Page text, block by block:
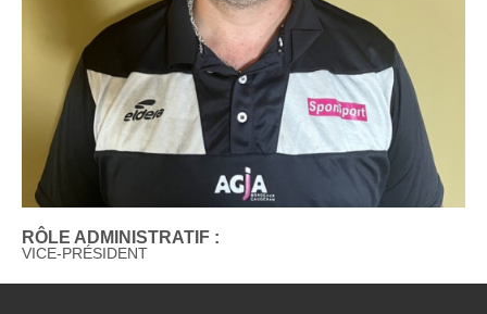
RÔLE ADMINISTRATIF :
VICE-PRÉSIDENT